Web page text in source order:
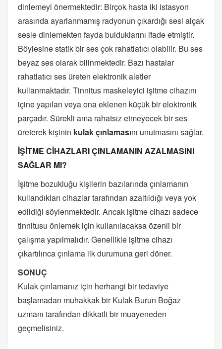
dinlemeyi önermektedir: Birçok hasta iki istasyon
arasında ayarlanmamış radyonun çıkardığı sesi alçak
sesle dinlemekten fayda bulduklarını ifade etmiştir.
Böylesine statik bir ses çok rahatlatıcı olabilir. Bu ses
beyaz ses olarak bilinmektedir. Bazı hastalar
rahatlatıcı ses üreten elektronik aletler
kullanmaktadır. Tinnitus maskeleyici işitme cihazını
içine yapılan veya ona eklenen küçük bir eloktronik
parçadır. Sürekli ama rahatsız etmeyecek bir ses
üreterek kişinin kulak çınlamasını unutmasını sağlar.
İŞİTME CİHAZLARI ÇINLAMANIN AZALMASINI
SAĞLAR MI?
İşitme bozukluğu kişilerin bazılarında çınlamanın
kullandıkları cihazlar tarafından azaltıldığı veya yok
edildiği söylenmektedir. Ancak işitme cihazı sadece
tinnitusu önlemek için kullanılacaksa özenli bir
çalışma yapılmalıdır. Genellikle işitme cihazı
çıkartılınca çınlama ilk durumuna geri döner.
SONUÇ
Kulak çınlamanız için herhangi bir tedaviye
başlamadan muhakkak bir Kulak Burun Boğaz
uzmanı tarafından dikkatli bir muayeneden
geçmelisiniz.